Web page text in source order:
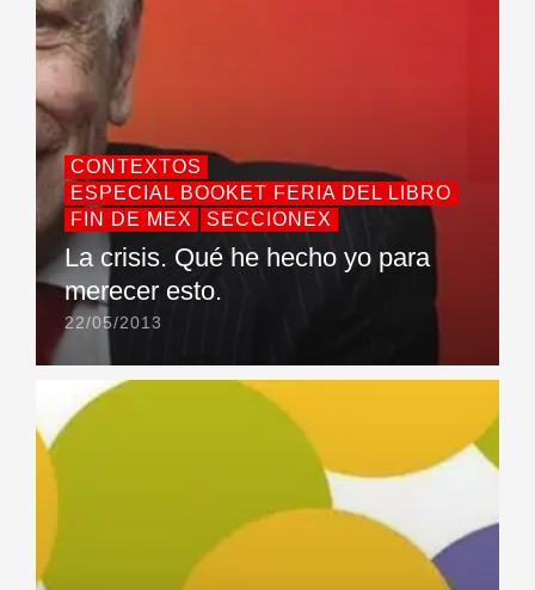
CONTEXTOS
ESPECIAL BOOKET FERIA DEL LIBRO
FIN DE MEX
SECCIONEX
La crisis. Qué he hecho yo para
merecer esto.
22/05/2013